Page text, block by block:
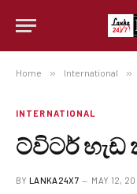
Home » International »
INTERNATIONAL
ට්විටර්
BY LANKA24X7 MAY 12,